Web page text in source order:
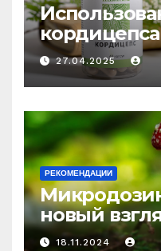
медицине:
средство
и
27.04.2025
РЕКОМЕНДАЦИИ
новый
18.11.2024